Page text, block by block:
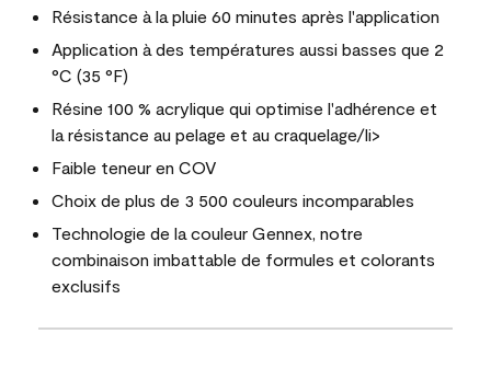
Résistance à la pluie 60 minutes après l'application
Application à des températures aussi basses que 2
°C (35 °F)
Résine 100 % acrylique qui optimise l'adhérence et
la résistance au pelage et au craquelage/li>
Faible teneur en COV
Choix de plus de 3 500 couleurs incomparables
Technologie de la couleur Gennex, notre
combinaison imbattable de formules et colorants
exclusifs